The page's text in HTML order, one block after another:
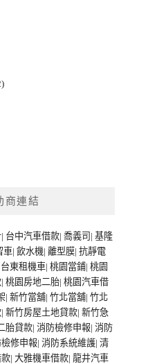
商連結
| 台中汽車借款| 喬義司 | 基隆
車 | 飲水機| 離型膜| 抗靜電
台東租機車 | 桃園當鋪| 桃園
| 桃園房地二胎| 桃園汽車借
| 新竹當舖| 竹北當舖| 竹北
| 新竹房屋土地貸款| 新竹急
胎貸款| 消防檢修申報| 消防
修申報| 消防系統維護| 清
| 大雅機車借款| 龍井汽車